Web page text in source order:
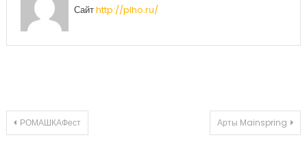
Сайтhttp://plho.ru/
Навигация
РОМАШКАФест Арты Mainspring